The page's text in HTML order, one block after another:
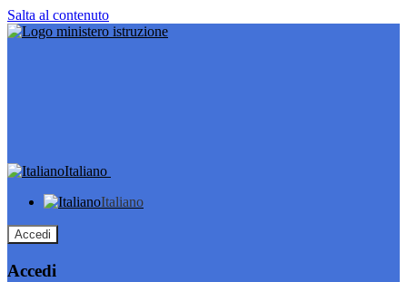
Salta al contenuto
Italiano
Italiano
Accedi
Accedi